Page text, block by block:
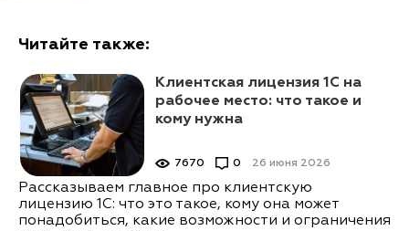
Читайте также:
Клиентская лицензия 1С на
рабочее место: что такое и
кому нужна
26 июня 2026
7670 0
Рассказываем главное про клиентскую
лицензию 1С: что это такое, кому она может
понадобиться, какие возможности и ограничения